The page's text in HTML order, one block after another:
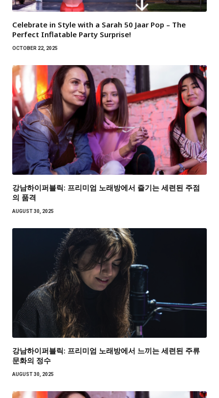
Celebrate in Style with a Sarah 50 Jaar Pop – The
Perfect Inflatable Party Surprise!
OCTOBER 22, 2025
강남하이퍼블릭: 프리미엄 노래방에서 즐기는 세련된 주점
의 품격
AUGUST 30, 2025
강남하이퍼블릭: 프리미엄 노래방에서 느끼는 세련된 주류
문화의 정수
AUGUST 30, 2025